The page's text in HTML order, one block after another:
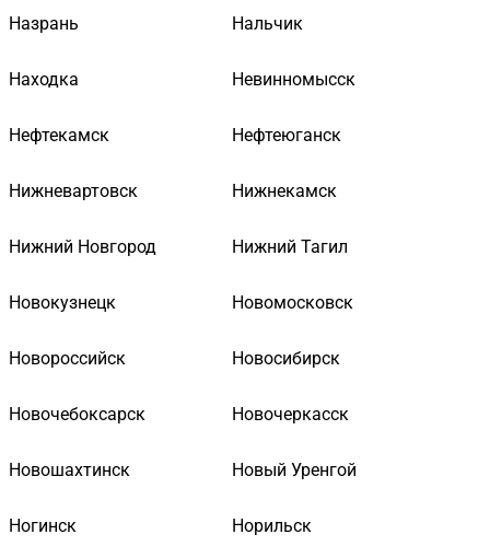
Назрань Нальчик
Находка Невинномысск
Нефтекамск Нефтеюганск
Нижневартовск Нижнекамск
Нижний Новгород Нижний Тагил
Новокузнецк Новомосковск
Новороссийск Новосибирск
Новочебоксарск Новочеркасск
Новошахтинск Новый Уренгой
Ногинск Норильск